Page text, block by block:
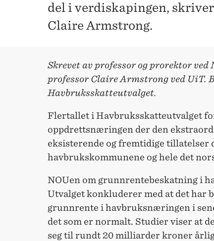
del i verdiskapingen,
Claire Armstrong.
Skrevet av professor og prorektor ved
professor Claire Armstrong ved UiT.
Havbruksskatteutvalget.
Flertallet i Havbruksskatteutvalget
oppdrettsnæringen der den
eksisterende og fremtidige tillatelser
havbrukskommunene og hele det
NOUen om grunnrentebeskatning i
Utvalget konkluderer med at det har
grunnrente i havbruksnæringen i
det som er normalt. Studier viser at
seg til rundt 20 milliarder kroner årlig